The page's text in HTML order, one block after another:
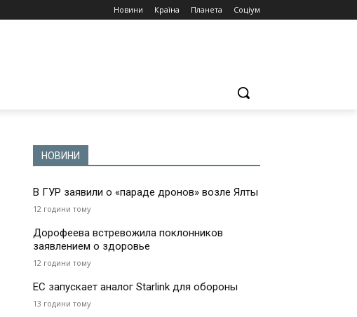
Новини Країна Планета Соціум
НОВИНИ
В ГУР заявили о «параде дронов» возле Ялты
12 години тому
Дорофеева встревожила поклонников
заявлением о здоровье
12 години тому
ЕС запускает аналог Starlink для обороны
13 години тому